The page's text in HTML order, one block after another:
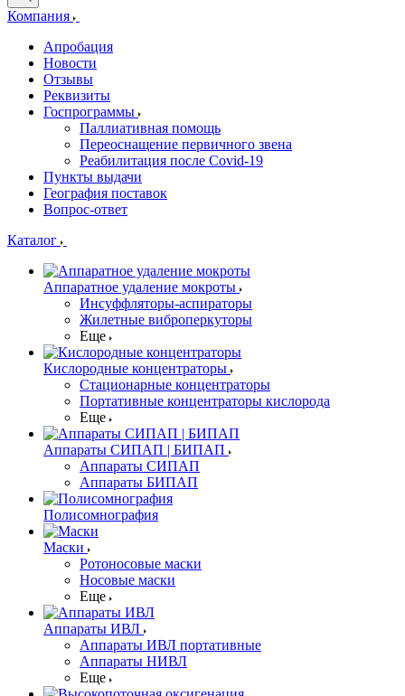
Компания
Апробация
Новости
Отзывы
Реквизиты
Госпрограммы
Паллиативная помощь
Переоснащение первичного звена
Реабилитация после Covid-19
Пункты выдачи
География поставок
Вопрос-ответ
Каталог
Аппаратное удаление мокроты
Инсуффляторы-аспираторы
Жилетные виброперкуторы
Еще
Кислородные концентраторы
Стационарные концентраторы
Портативные концентраторы кислорода
Еще
Аппараты СИПАП | БИПАП
Аппараты СИПАП
Аппараты БИПАП
Полисомнография
Маски
Ротоносовые маски
Носовые маски
Еще
Аппараты ИВЛ
Аппараты ИВЛ портативные
Аппараты НИВЛ
Еще